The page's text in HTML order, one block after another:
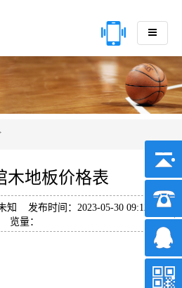
木地板价格表
知 发布时间：2023-05-30 09:12 浏
览量：